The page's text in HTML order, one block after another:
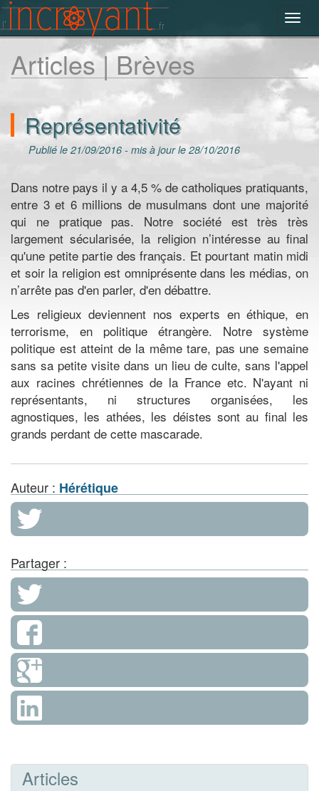
Articles | Brèves
Représentativité
Publié le 21/09/2016 - mis à jour le 28/10/2016
Dans notre pays il y a 4,5 % de catholiques pratiquants,
entre 3 et 6 millions de musulmans dont une majorité
qui ne pratique pas. Notre société est très très
largement sécularisée, la religion n’intéresse au final
qu'une petite partie des français. Et pourtant matin midi
et soir la religion est omniprésente dans les médias, on
n’arrête pas d'en parler, d'en débattre.
Les religieux deviennent nos experts en éthique, en
terrorisme, en politique étrangère. Notre système
politique est atteint de la même tare, pas une semaine
sans sa petite visite dans un lieu de culte, sans l'appel
aux racines chrétiennes de la France etc. N'ayant ni
représentants, ni structures organisées, les
agnostiques, les athées, les déistes sont au final les
grands perdant de cette mascarade.
Auteur : Hérétique
Partager :
Articles